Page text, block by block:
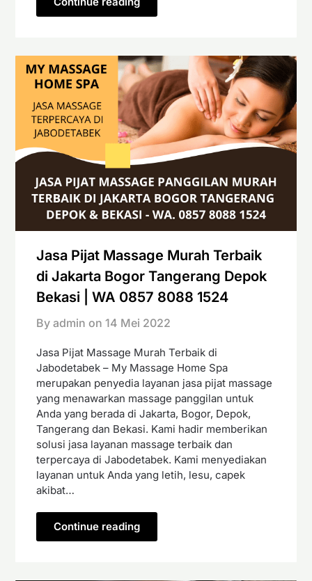
Jasa Pijat Massage Murah Terbaik
di Jakarta Bogor Tangerang Depok
Bekasi | WA 0857 8088 1524
By admin on 14 Mei 2022
Jasa Pijat Massage Murah Terbaik di
Jabodetabek – My Massage Home Spa
merupakan penyedia layanan jasa pijat massage
yang menawarkan massage panggilan untuk
Anda yang berada di Jakarta, Bogor, Depok,
Tangerang dan Bekasi. Kami hadir memberikan
solusi jasa layanan massage terbaik dan
terpercaya di Jabodetabek. Kami menyediakan
layanan untuk Anda yang letih, lesu, capek
akibat…
Continue reading